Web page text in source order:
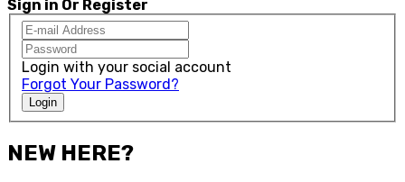
Sign in Or Register
Login with your social account
Forgot Your Password?
Login
NEW HERE?